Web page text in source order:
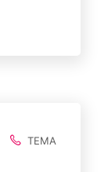
TEMA